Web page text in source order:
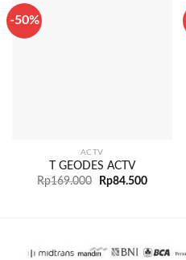
-50%
ACTV
T GEODES ACTV
Rp169.000 Rp84.500